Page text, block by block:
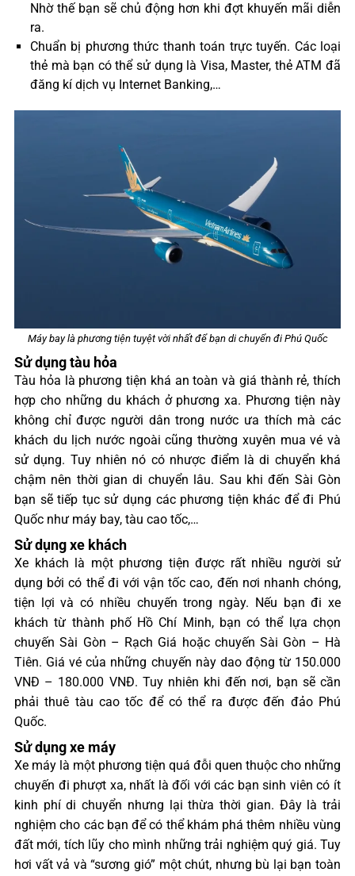
Nhờ thế bạn sẽ chủ động hơn khi đợt khuyến mãi diễn
ra.
Chuẩn bị phương thức thanh toán trực tuyến. Các loại
thẻ mà bạn có thể sử dụng là Visa, Master, thẻ ATM đã
đăng kí dịch vụ Internet Banking,…
Máy bay là phương tiện tuyệt vời nhất để bạn di chuyển đi Phú Quốc
Sử dụng tàu hỏa
Tàu hỏa là phương tiện khá an toàn và giá thành rẻ, thích
hợp cho những du khách ở phương xa. Phương tiện này
không chỉ được người dân trong nước ưa thích mà các
khách du lịch nước ngoài cũng thường xuyên mua vé và
sử dụng. Tuy nhiên nó có nhược điểm là di chuyển khá
chậm nên thời gian di chuyển lâu. Sau khi đến Sài Gòn
bạn sẽ tiếp tục sử dụng các phương tiện khác để đi Phú
Quốc như máy bay, tàu cao tốc,…
Sử dụng xe khách
Xe khách là một phương tiện được rất nhiều người sử
dụng bởi có thể đi với vận tốc cao, đến nơi nhanh chóng,
tiện lợi và có nhiều chuyến trong ngày. Nếu bạn đi xe
khách từ thành phố Hồ Chí Minh, bạn có thể lựa chọn
chuyến Sài Gòn – Rạch Giá hoặc chuyến Sài Gòn – Hà
Tiên. Giá vé của những chuyến này dao động từ 150.000
VNĐ – 180.000 VNĐ. Tuy nhiên khi đến nơi, bạn sẽ cần
phải thuê tàu cao tốc để có thể ra được đến đảo Phú
Quốc.
Sử dụng xe máy
Xe máy là một phương tiện quá đỗi quen thuộc cho những
chuyến đi phượt xa, nhất là đối với các bạn sinh viên có ít
kinh phí di chuyển nhưng lại thừa thời gian. Đây là trải
nghiệm cho các bạn để có thể khám phá thêm nhiều vùng
đất mới, tích lũy cho mình những trải nghiệm quý giá. Tuy
hơi vất vả và “sương gió” một chút, nhưng bù lại bạn toàn